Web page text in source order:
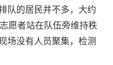
队的居民并不多，大约
愿者站在队伍旁维持秩
场没有人员聚集，检测